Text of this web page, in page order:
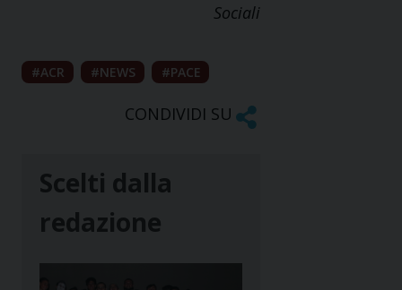
Sociali
ACR NEWS PACE
CONDIVIDI SU
Scelti dalla
redazione